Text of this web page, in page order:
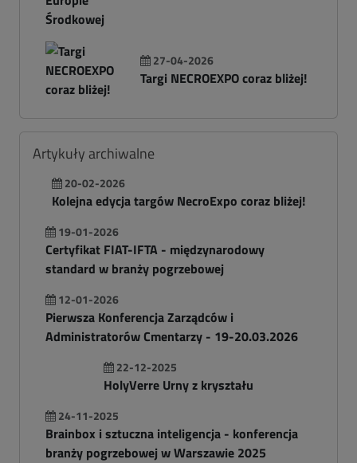
27-04-2026
Targi NECROEXPO coraz bliżej!
Artykuły archiwalne
20-02-2026
Kolejna edycja targów NecroExpo coraz bliżej!
19-01-2026
Certyfikat FIAT-IFTA - międzynarodowy
standard w branży pogrzebowej
12-01-2026
Pierwsza Konferencja Zarządców i
Administratorów Cmentarzy - 19-20.03.2026
22-12-2025
HolyVerre Urny z kryształu
24-11-2025
Brainbox i sztuczna inteligencja - konferencja
branży pogrzebowej w Warszawie 2025